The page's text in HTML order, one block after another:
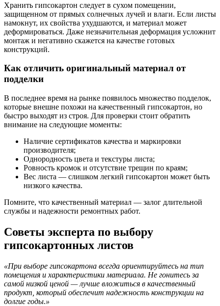
Хранить гипсокартон следует в сухом помещении,
защищенном от прямых солнечных лучей и влаги. Если листы
намокнут, их свойства ухудшаются, и материал может
деформироваться. Даже незначительная деформация усложнит
монтаж и негативно скажется на качестве готовых
конструкций.
Как отличить оригинальный материал от
подделки
В последнее время на рынке появилось множество подделок,
которые внешне похожи на качественный гипсокартон, но
быстро выходят из строя. Для проверки стоит обратить
внимание на следующие моменты:
Наличие сертификатов качества и маркировки
производителя;
Однородность цвета и текстуры листа;
Ровность кромок и отсутствие трещин по краям;
Вес листа — слишком легкий гипсокартон может быть
низкого качества.
Помните, что качественный материал — залог длительной
службы и надежности ремонтных работ.
Советы эксперта по выбору
гипсокартонных листов
«При выборе гипсокартона всегда ориентируйтесь на тип
помещения и характеристики материала. Не гонитесь за
самой низкой ценой — лучше вложиться в качественный
продукт, который обеспечит надежность конструкции на
долгие годы.»